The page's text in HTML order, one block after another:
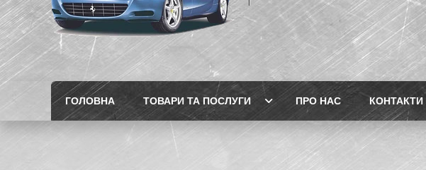
ГОЛОВНА ТОВАРИ ТА ПОСЛУГИ ПРО НАС КОНТАКТИ